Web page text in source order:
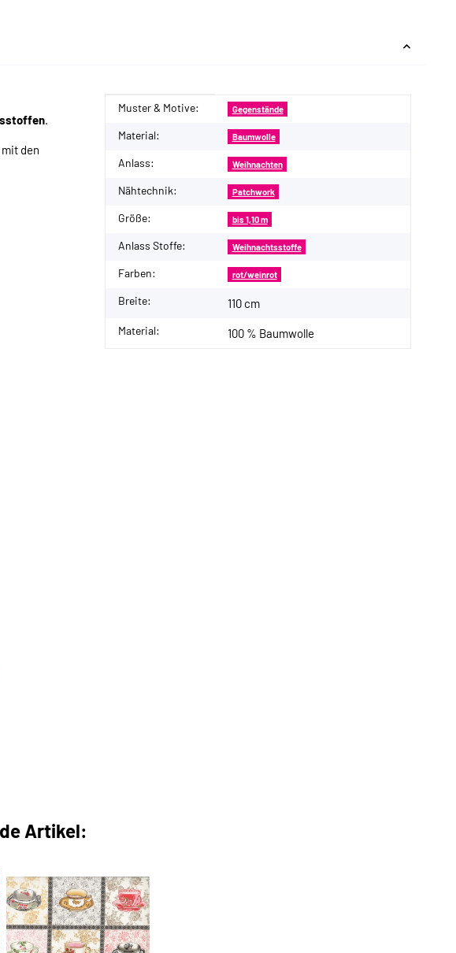
.
mit den
Produkteigenschaft
Wert
Muster & Motive: Gegenstände
Material: Baumwolle
Anlass: Weihnachten
Nähtechnik: Patchwork
Größe: bis 1,10 m
Anlass Stoffe: Weihnachtsstoffe
Farben: rot/weinrot
Breite: 110 cm
Material: 100 % Baumwolle
Artikel: